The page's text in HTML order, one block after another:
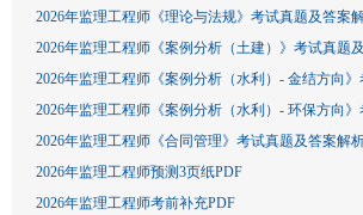
2026年监理工程师《理论与法规》考试真题及答案
2026年监理工程师《案例分析（土建）》考试真题
2026年监理工程师《案例分析（水利）- 金结方向》
2026年监理工程师《案例分析（水利）- 环保方向》
2026年监理工程师《合同管理》考试真题及答案解
2026年监理工程师预测3页纸PDF
2026年监理工程师考前补充PDF